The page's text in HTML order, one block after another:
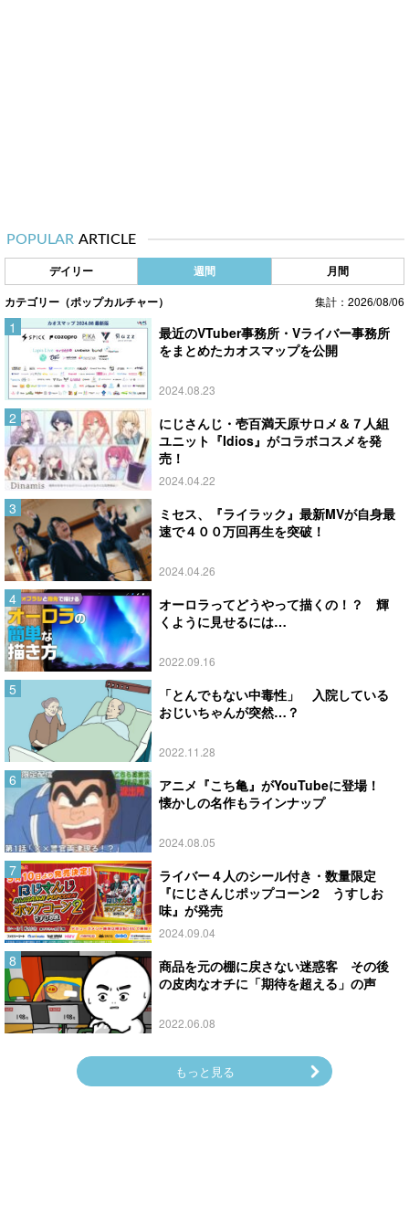
POPULAR ARTICLE
デイリー 週間 月間
カテゴリー（ポップカルチャー） 集計：2026/08/06
最近のVTuber事務所・Vライバー事務所
をまとめたカオスマップを公開
2024.08.23
にじさんじ・壱百満天原サロメ＆７人組
ユニット『Idios』がコラボコスメを発
売！
2024.04.22
ミセス、『ライラック』最新MVが自身最
速で４００万回再生を突破！
2024.04.26
オーロラってどうやって描くの！？ 輝
くように見せるには…
2022.09.16
「とんでもない中毒性」 入院している
おじいちゃんが突然…？
2022.11.28
アニメ『こち亀』がYouTubeに登場！
懐かしの名作もラインナップ
2024.08.05
ライバー４人のシール付き・数量限定
『にじさんじポップコーン2 うすしお
味』が発売
2024.09.04
商品を元の棚に戻さない迷惑客 その後
の皮肉なオチに「期待を超える」の声
2022.06.08
もっと見る